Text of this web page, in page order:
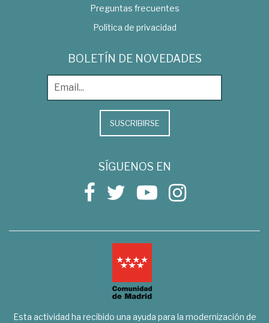
Preguntas frecuentes
Política de privacidad
BOLETÍN DE NOVEDADES
SUSCRIBIRSE
SÍGUENOS EN
Esta actividad ha recibido una ayuda para la modernización de